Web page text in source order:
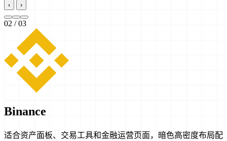
‹ ›
03 / 03
Binance
适合资产面板、交易工具和金融运营页面，暗色高密度布局配